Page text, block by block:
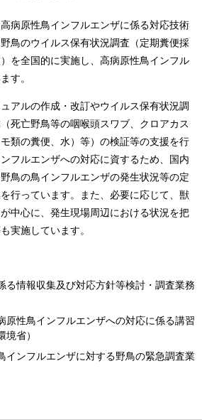
病原性鳥インフルエンザに係る対応技術
鳥のウイルス保有状況調査（定期糞便採
を全国的に実施し、高病原性鳥インフル
す。
アルの作成・改訂やウイルス保有状況調
死亡野鳥等の咽喉頭スワブ、クロアカス
類の糞便、水）等）の検証等の支援を行
フルエンザへの対応に資するため、国内
鳥の鳥インフルエンザの発生状況等の定
行っています。また、必要に応じて、獣
中心に、発生現場周辺における状況を把
実施しています。
る情報収集及び対応方針等検討・調査業務
原性鳥インフルエンザへの対応に係る講習
省）
インフルエンザに対する野鳥の緊急調査業